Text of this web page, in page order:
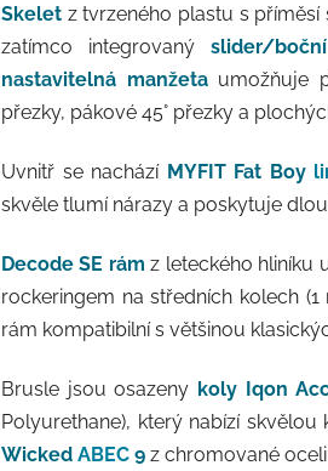
Skelet z tvrzeného plastu s příměsí
zatímco integrovaný slider/
nastavitelná manžetaumožňuje
přezky, pákové 45° přezky a
Uvnitř se nachází MYFIT Fat Boy
skvěle tlumí nárazy a poskytuje
Decode SE rám z leteckého hliníku
rockeringem na středních kolech
rám kompatibilní s většinou
Brusle jsou osazeny koly Iqon
Polyurethane), který nabízí
Wicked ABEC 9 z chromované